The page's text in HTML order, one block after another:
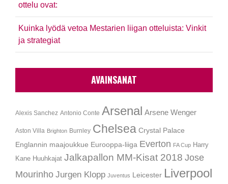
ottelu ovat:
Kuinka lyödä vetoa Mestarien liigan otteluista: Vinkit
ja strategiat
AVAINSANAT
Alexis Sanchez Antonio Conte Arsenal Arsene Wenger
Aston Villa Brighton Burnley Chelsea Crystal Palace
Englannin maajoukkue Eurooppa-liiga Everton FA Cup Harry
Kane Huuhkajat Jalkapallon MM-Kisat 2018 Jose
Mourinho Jurgen Klopp Juventus Leicester Liverpool